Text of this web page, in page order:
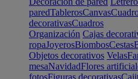
paredTablerosCanvas
decorativasCuadros
Organización Cajas
ropaJoyerosBiombosCestas
Objetos decorativos Velas
mesaNavidadFlores
fotosFiguras decorativas